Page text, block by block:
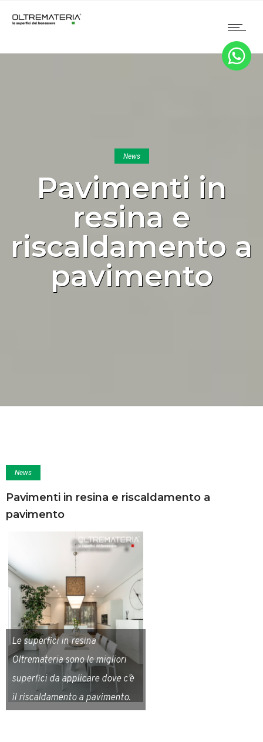
News
Pavimenti in
resina e
riscaldamento a
pavimento
News
Pavimenti in resina e riscaldamento a
pavimento
Le superfici in resina
Oltremateria sono le migliori
superfici da applicare dove c’è
il riscaldamento a pavimento.